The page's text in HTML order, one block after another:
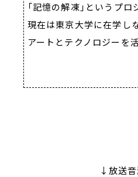
「記憶の解凍」というプ
現在は東京大学に在学し
アートとテクノロジーを
↓放送音源は